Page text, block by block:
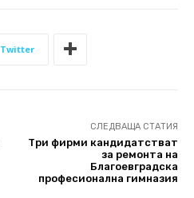
Twitter
СЛЕДВАЩА СТАТИЯ
Три фирми кандидатстват
за ремонта на
Благоевградска
професионална гимназия